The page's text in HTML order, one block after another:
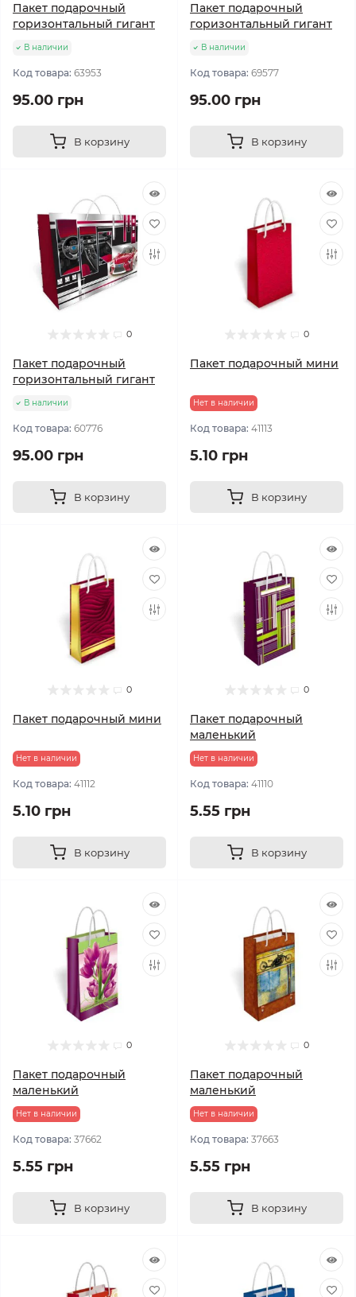
Пакет подарочный
горизонтальный гигант
В наличии
Код товара: 63953
95.00 грн
В корзину
Пакет подарочный
горизонтальный гигант
В наличии
Код товара: 69577
95.00 грн
В корзину
0
Пакет подарочный
горизонтальный гигант
В наличии
Код товара: 60776
95.00 грн
В корзину
0
Пакет подарочный мини
Нет в наличии
Код товара: 41113
5.10 грн
В корзину
0
Пакет подарочный мини
Нет в наличии
Код товара: 41112
5.10 грн
В корзину
0
Пакет подарочный
маленький
Нет в наличии
Код товара: 41110
5.55 грн
В корзину
0
Пакет подарочный
маленький
Нет в наличии
Код товара: 37662
5.55 грн
В корзину
0
Пакет подарочный
маленький
Нет в наличии
Код товара: 37663
5.55 грн
В корзину